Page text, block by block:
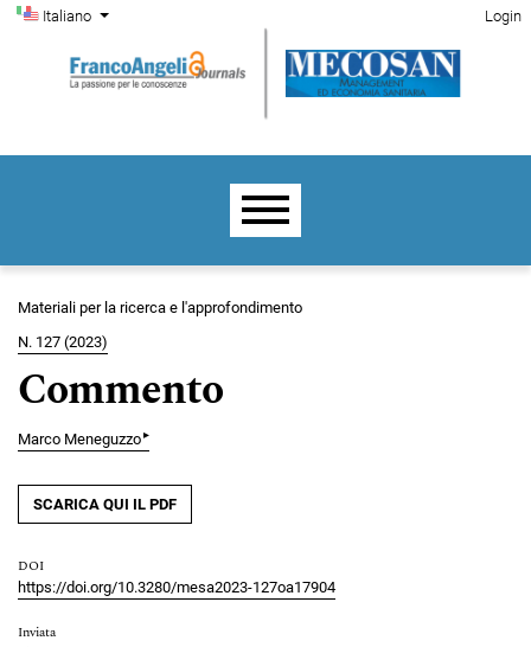
Salta al menu principale di navigazione
Salta al contenuto principale
Salta al piè di pagina del sito
Cambia la lingua. La lingua corrente è:
Italiano
Menu di amministrazione Login
Menu principale
Materiali per la ricerca e l'approfondimento
N. 127 (2023)
Commento
Marco Meneguzzo▸
SCARICA QUI IL PDF
DOI
https://doi.org/10.3280/mesa2023-127oa17904
Inviata